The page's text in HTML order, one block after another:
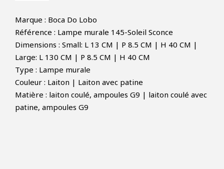
FAIRE UNE OFFRE
PRODUIT CONCERNÉ :
Marque : Boca Do Lobo
Référence : Lampe murale 145-Soleil Sconce
Dimensions : Small: L 13 CM | P 8.5 CM | H 40 CM |
Large: L 130 CM | P 8.5 CM | H 40 CM
Type : Lampe murale
Couleur : Laiton | Laiton avec patine
Matière : laiton coulé, ampoules G9 | laiton coulé avec
patine, ampoules G9